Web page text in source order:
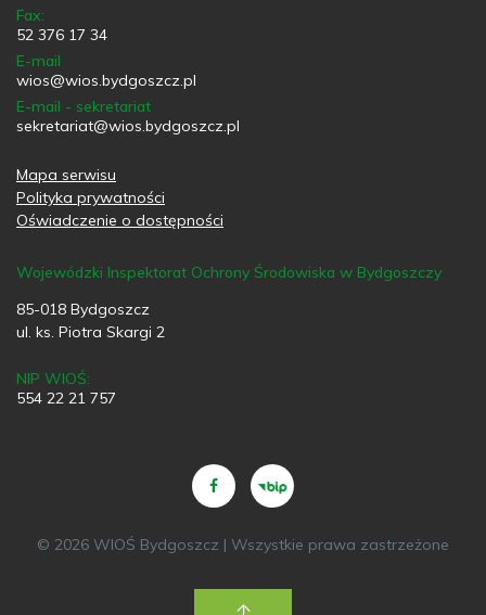
Fax:
52 376 17 34
E-mail
wios@wios.bydgoszcz.pl
E-mail - sekretariat
sekretariat@wios.bydgoszcz.pl
Mapa serwisu
Polityka prywatności
Oświadczenie o dostępności
Wojewódzki Inspektorat Ochrony Środowiska w Bydgoszczy
85-018 Bydgoszcz
ul. ks. Piotra Skargi 2
NIP WIOŚ:
554 22 21 757
© 2026 WIOŚ Bydgoszcz | Wszystkie prawa zastrzeżone